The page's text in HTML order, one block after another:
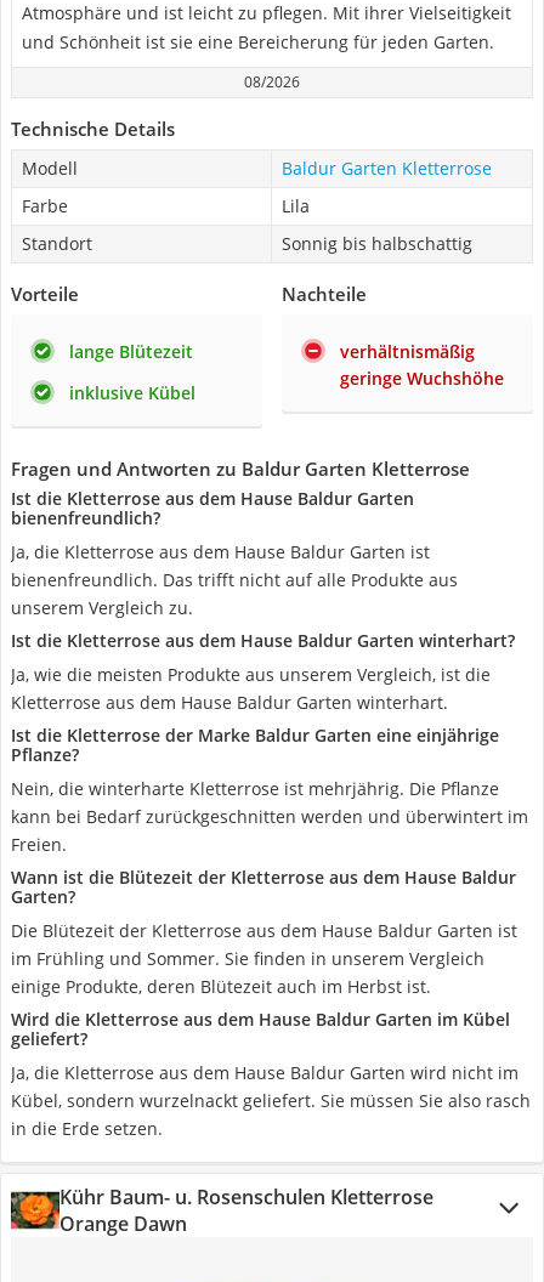
Atmosphäre und ist leicht zu pflegen. Mit ihrer Vielseitigkeit
und Schönheit ist sie eine Bereicherung für jeden Garten.
08/2026
Technische Details
Modell
Baldur Garten Kletterrose
Farbe
Lila
Standort
Sonnig bis halbschattig
Vorteile
lange Blütezeit
inklusive Kübel
Nachteile
verhältnismäßig
geringe Wuchshöhe
Fragen und Antworten zu Baldur Garten Kletterrose
Ist die Kletterrose aus dem Hause Baldur Garten
bienenfreundlich?
Ja, die Kletterrose aus dem Hause Baldur Garten ist
bienenfreundlich. Das trifft nicht auf alle Produkte aus
unserem Vergleich zu.
Ist die Kletterrose aus dem Hause Baldur Garten winterhart?
Ja, wie die meisten Produkte aus unserem Vergleich, ist die
Kletterrose aus dem Hause Baldur Garten winterhart.
Ist die Kletterrose der Marke Baldur Garten eine einjährige
Pflanze?
Nein, die winterharte Kletterrose ist mehrjährig. Die Pflanze
kann bei Bedarf zurückgeschnitten werden und überwintert im
Freien.
Wann ist die Blütezeit der Kletterrose aus dem Hause Baldur
Garten?
Die Blütezeit der Kletterrose aus dem Hause Baldur Garten ist
im Frühling und Sommer. Sie finden in unserem Vergleich
einige Produkte, deren Blütezeit auch im Herbst ist.
Wird die Kletterrose aus dem Hause Baldur Garten im Kübel
geliefert?
Ja, die Kletterrose aus dem Hause Baldur Garten wird nicht im
Kübel, sondern wurzelnackt geliefert. Sie müssen Sie also rasch
in die Erde setzen.
Kühr Baum- u. Rosenschulen Kletterrose
Orange Dawn